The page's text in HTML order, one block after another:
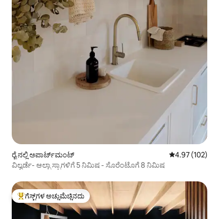
ರೈ ನಲ್ಲಿ ಅಪಾರ್ಟ್‌ಮಂಟ್ 5 ರಲ್ಲಿ 4.97
4.97 (102)
ವಿಲ್ವರ್ಡೆ- ಆಲ್ಬಾ ಸ್ಪಾಗಳಿಗೆ 5 ನಿಮಿಷ - ಸೊರೆಂಟೊಗೆ 8 ನಿಮಿಷ
ಗೆಸ್ಟ್‌ಗಳಿಗೆ ಅತಿ ಹೆಚ್ಚು ಅಚ್ಚುಮೆಚ್ಚಿನದು
ಗೆಸ್ಟ್‌ಗಳ ಅಚ್ಚುಮೆಚ್ಚಿನದು